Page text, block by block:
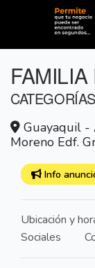
Guayaquil -
Moreno Edf.
Info
Ubicación y
Sociales